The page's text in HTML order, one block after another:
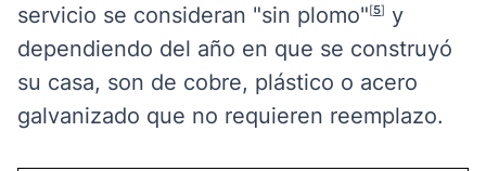
servicio se consideran "sin plomo"[5] y
dependiendo del año en que se construyó
su casa, son de cobre, plástico o acero
galvanizado que no requieren reemplazo.